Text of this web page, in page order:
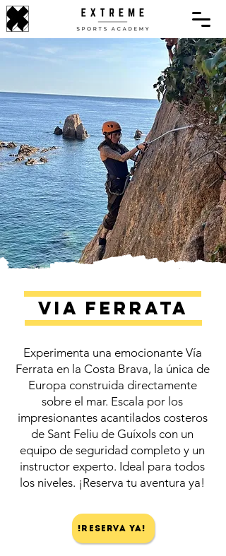
Via Ferrata
Experimenta una emocionante Vía
Ferrata en la Costa Brava, la única de
Europa construida directamente
sobre el mar. Escala por los
impresionantes acantilados costeros
de Sant Feliu de Guíxols con un
equipo de seguridad completo y un
instructor experto. Ideal para todos
los niveles. ¡Reserva tu aventura ya!
!Reserva ya!